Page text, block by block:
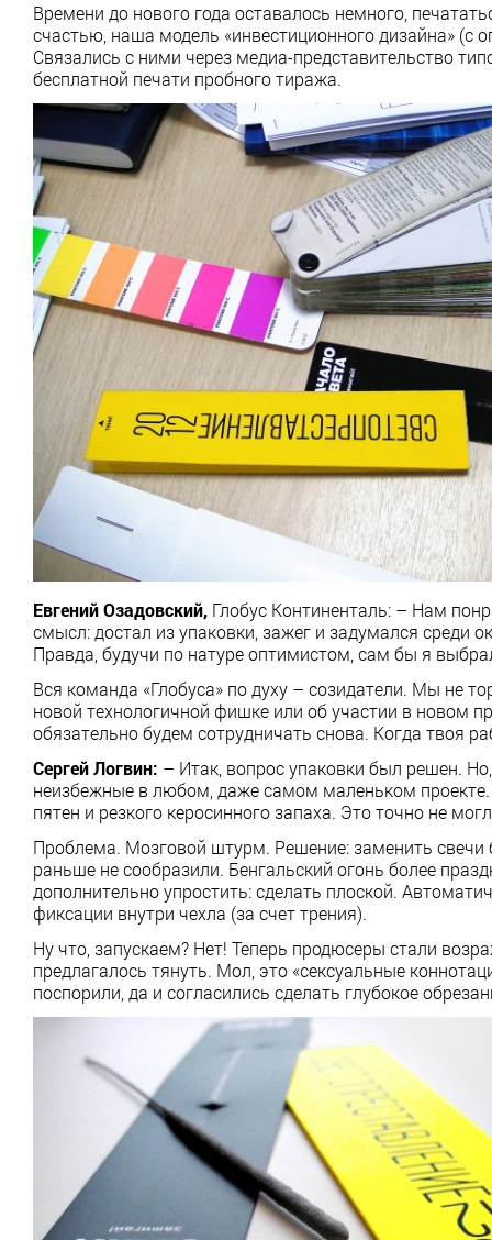
Времени до нового года оставалось немного,
счастью, наша модель «инвестиционного дизайна» (с
Связались с ними через медиа-представительство
бесплатной печати пробного тиража.
Евгений Озадовский, Глобус Континенталь: – Нам
смысл: достал из упаковки, зажег и задумался среди
Правда, будучи по натуре оптимистом, сам бы я
Вся команда «Глобуса» по духу – созидатели. Мы не
новой технологичной фишке или об участии в новом
обязательно будем сотрудничать снова. Когда твоя
Сергей Логвин: – Итак, вопрос упаковки был решен.
неизбежные в любом, даже самом маленьком
пятен и резкого керосинного запаха. Это точно не
Проблема. Мозговой штурм. Решение: заменить
раньше не сообразили. Бенгальский огонь более
дополнительно упростить: сделать плоской.
фиксации внутри чехла (за счет трения).
Ну что, запускаем? Нет! Теперь продюсеры стали
предлагалось тянуть. Мол, это «сексуальные
поспорили, да и согласились сделать глубокое